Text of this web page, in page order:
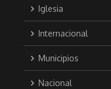
Iglesia
Internacional
Municipios
Nacional